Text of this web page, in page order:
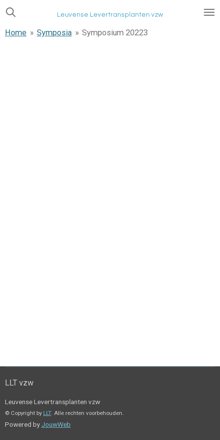
Ga
naar
Leuvense Levertransplanten vzw
Home » Symposia » Symposium 20223
LLT vzw
Leuvense Levertransplanten vzw
© Copyright by LLT. Alle rechten voorbehouden.
Powered by JouwWeb